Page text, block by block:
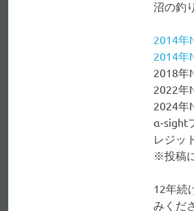
沼の釣
2014年
2014年
2018年
2022年
2024年
α-sight
レジッ
※投稿
12年続
みくだ